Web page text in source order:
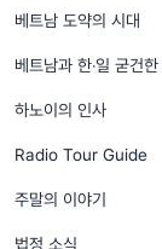
베트남 도약의 시대
베트남과 한‧일 굳건한
하노이의 인사
Radio Tour Guide
주말의 이야기
법정 소식